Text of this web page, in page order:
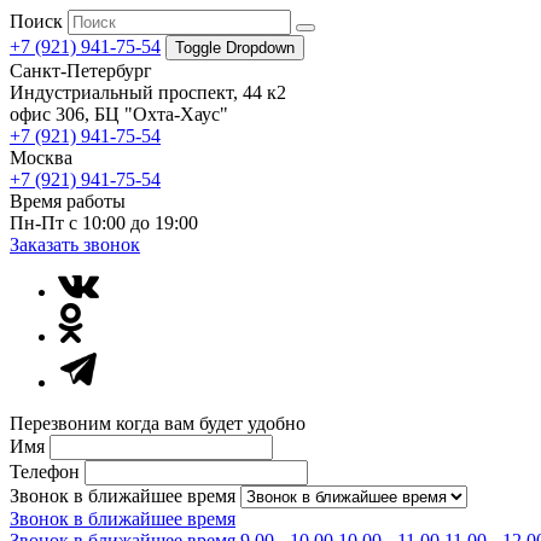
Поиск
+7 (921) 941-75-54
Toggle Dropdown
Санкт-Петербург
Индустриальный проспект, 44 к2
офис 306, БЦ "Охта-Хаус"
+7 (921) 941-75-54
Москва
+7 (921) 941-75-54
Время работы
Пн-Пт с 10:00 до 19:00
Заказать звонок
Перезвоним когда вам будет удобно
Имя
Телефон
Звонок в ближайшее время
Звонок в ближайшее время